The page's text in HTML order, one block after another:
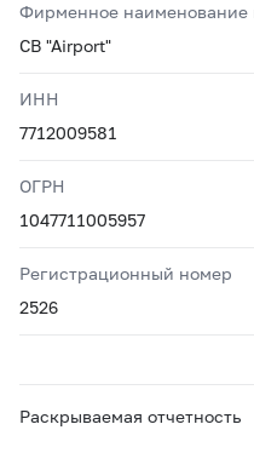
Фирменное наименование
CB "Airport"
ИНН
7712009581
ОГРН
1047711005957
Регистрационный номер
2526
Раскрываемая отчетность